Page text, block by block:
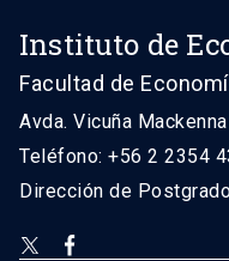
Instituto de
Facultad de
Avda. Vicuña
Teléfono: +56 2 2354
Dirección de